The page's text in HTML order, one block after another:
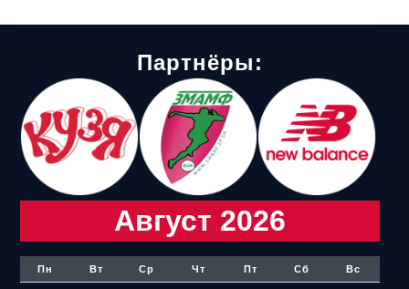
Партнёры:
Август 2026
Пн Вт Ср Чт Пт Сб Вс